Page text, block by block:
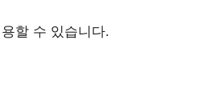
할 수 있습니다.